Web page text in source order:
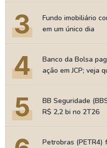
3
Fundo imobiliário
em um único dia
4
Banco da Bolsa
ação em JCP; veja
5
BB Seguridade
R$ 2,2 bi no 2T26
Petrobras (PETR4)